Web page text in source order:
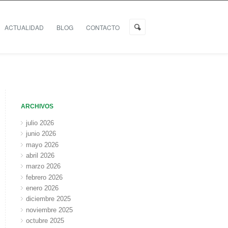
ACTUALIDAD BLOG CONTACTO
ARCHIVOS
julio 2026
junio 2026
mayo 2026
abril 2026
marzo 2026
febrero 2026
enero 2026
diciembre 2025
noviembre 2025
octubre 2025